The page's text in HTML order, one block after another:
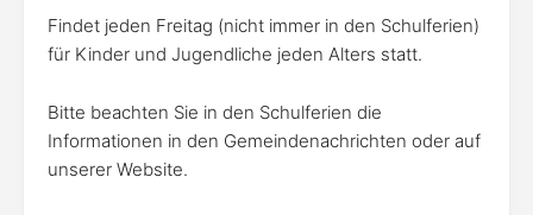
Findet jeden Freitag (nicht immer in den Schulferien)
für Kinder und Jugendliche jeden Alters statt.
Bitte beachten Sie in den Schulferien die
Informationen in den Gemeindenachrichten oder auf
unserer Website.